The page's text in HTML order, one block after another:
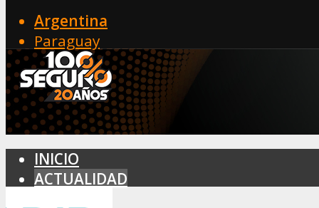
Argentina
Paraguay
INICIO
ACTUALIDAD